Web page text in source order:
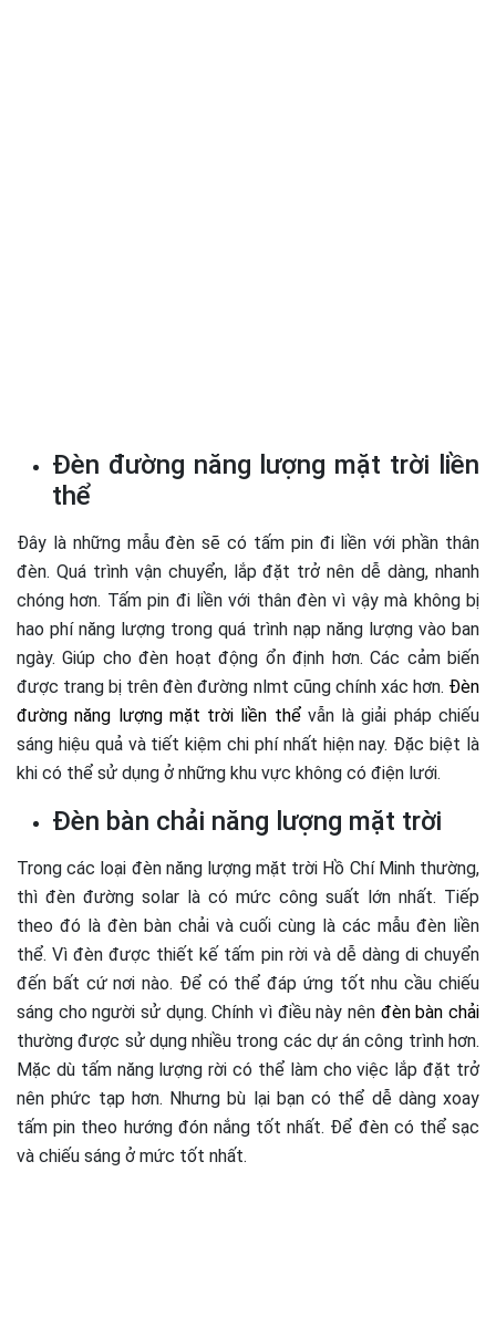
Đèn đường năng lượng mặt trời liền
thể
Đây là những mẫu đèn sẽ có tấm pin đi liền với phần thân
đèn. Quá trình vận chuyển, lắp đặt trở nên dễ dàng, nhanh
chóng hơn. Tấm pin đi liền với thân đèn vì vậy mà không bị
hao phí năng lượng trong quá trình nạp năng lượng vào ban
ngày. Giúp cho đèn hoạt động ổn định hơn. Các cảm biến
được trang bị trên đèn đường nlmt cũng chính xác hơn. Đèn
đường năng lượng mặt trời liền thểvẫn là giải pháp chiếu
sáng hiệu quả và tiết kiệm chi phí nhất hiện nay. Đặc biệt là
khi có thể sử dụng ở những khu vực không có điện lưới.
Đèn bàn chải năng lượng mặt trời
Trong các loại đèn năng lượng mặt trời Hồ Chí Minh thường,
thì đèn đường solar là có mức công suất lớn nhất. Tiếp
theo đó là đèn bàn chải và cuối cùng là các mẫu đèn liền
thể. Vì đèn được thiết kế tấm pin rời và dễ dàng di chuyển
đến bất cứ nơi nào. Để có thể đáp ứng tốt nhu cầu chiếu
sáng cho người sử dụng. Chính vì điều này nên đèn bàn chải
thường được sử dụng nhiều trong các dự án công trình hơn.
Mặc dù tấm năng lượng rời có thể làm cho việc lắp đặt trở
nên phức tạp hơn. Nhưng bù lại bạn có thể dễ dàng xoay
tấm pin theo hướng đón nắng tốt nhất. Để đèn có thể sạc
và chiếu sáng ở mức tốt nhất.